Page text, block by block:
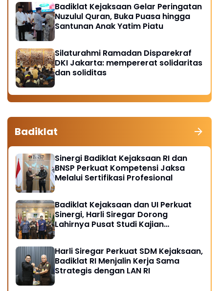
Badiklat Kejaksaan Gelar Peringatan
Nuzulul Quran, Buka Puasa hingga
Santunan Anak Yatim Piatu
Silaturahmi Ramadan Disparekraf
DKI Jakarta: mempererat solidaritas
dan soliditas
Badiklat
Sinergi Badiklat Kejaksaan RI dan
BNSP Perkuat Kompetensi Jaksa
Melalui Sertifikasi Profesional
Badiklat Kejaksaan dan UI Perkuat
Sinergi, Harli Siregar Dorong
Lahirnya Pusat Studi Kajian
Harli Siregar Perkuat SDM Kejaksaan,
Badiklat RI Menjalin Kerja Sama
Strategis dengan LAN RI